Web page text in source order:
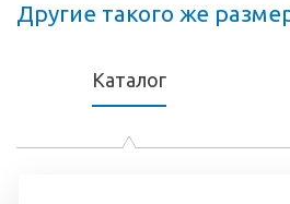
Другие такого же
Каталог